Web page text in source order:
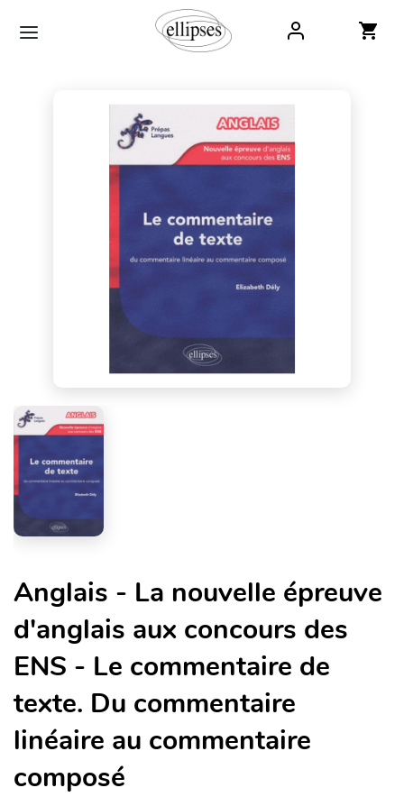
Anglais - La nouvelle épreuve
d'anglais aux concours des
ENS - Le commentaire de
texte. Du commentaire
linéaire au commentaire
composé